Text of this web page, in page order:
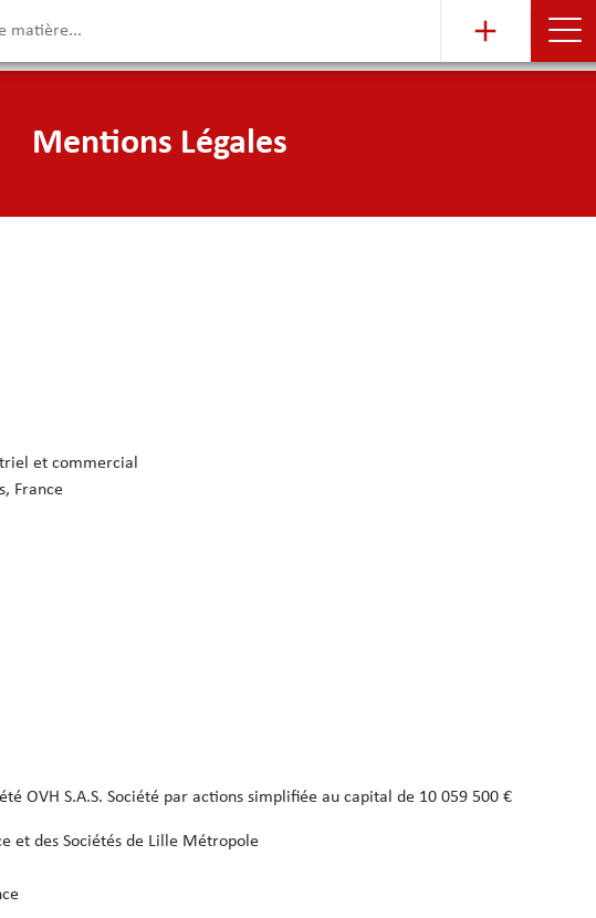
Mentions Légales
et commercial
France
OVH S.A.S. Société par actions simplifiée au capital de 10 059 500 €
et des Sociétés de Lille Métropole